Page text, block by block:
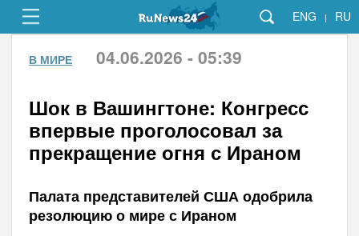
ENG | RU
В МИРЕ 04.06.2026 - 05:39
Шок в Вашингтоне: Конгресс
впервые проголосовал за
прекращение огня с Ираном
Палата представителей США одобрила
резолюцию о мире с Ираном